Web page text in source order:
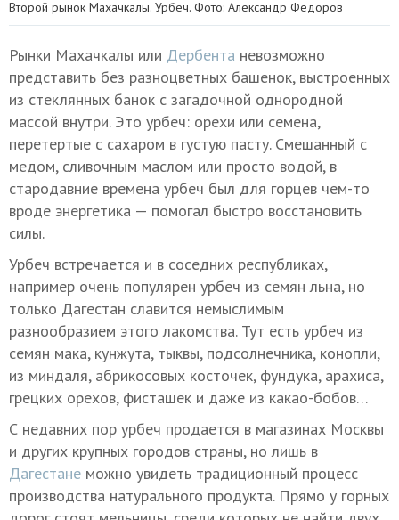
Второй рынок Махачкалы. Урбеч. Фото: Александр Федоров
Рынки Махачкалы или Дербента невозможно
представить без разноцветных башенок, выстроенных
из стеклянных банок с загадочной однородной
массой внутри. Это урбеч: орехи или семена,
перетертые с сахаром в густую пасту. Смешанный с
медом, сливочным маслом или просто водой, в
стародавние времена урбеч был для горцев чем-то
вроде энергетика — помогал быстро восстановить
силы.
Урбеч встречается и в соседних республиках,
например очень популярен урбеч из семян льна, но
только Дагестан славится немыслимым
разнообразием этого лакомства. Тут есть урбеч из
семян мака, кунжута, тыквы, подсолнечника, конопли,
из миндаля, абрикосовых косточек, фундука, арахиса,
грецких орехов, фисташек и даже из какао-бобов…
С недавних пор урбеч продается в магазинах Москвы
и других крупных городов страны, но лишь в
Дагестане можно увидеть традиционный процесс
производства натурального продукта. Прямо у горных